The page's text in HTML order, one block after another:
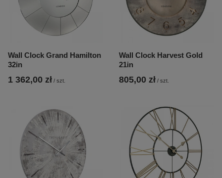
Wall Clock Grand Hamilton
32in
1 362,00 zł / szt.
Wall Clock Harvest Gold
21in
805,00 zł / szt.